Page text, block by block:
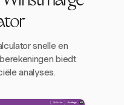
snelle en
biedt
analyses.